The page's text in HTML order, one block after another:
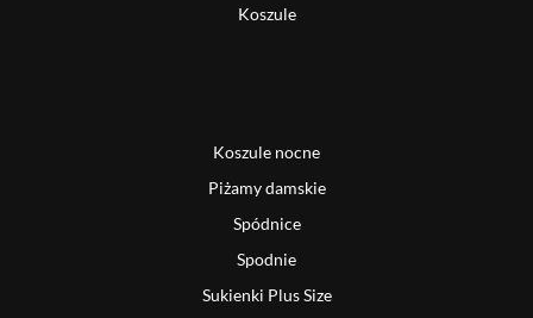
Koszule
Koszule nocne
Piżamy damskie
Spódnice
Spodnie
Sukienki Plus Size